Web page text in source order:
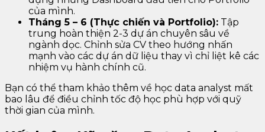
của mình.
Tháng 5 – 6 (Thực chiến và Portfolio): Tập
trung hoàn thiện 2-3 dự án chuyên sâu về
ngành dọc. Chỉnh sửa CV theo hướng nhấn
mạnh vào các dự án dữ liệu thay vì chỉ liệt kê các
nhiệm vụ hành chính cũ.
Bạn có thể tham khảo thêm về học data analyst mất
bao lâu để điều chỉnh tốc độ học phù hợp với quỹ
thời gian của mình.